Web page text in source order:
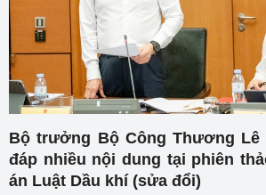
Bộ trưởng Bộ Công Thương Lê
đáp nhiều nội dung tại phiên
án Luật Dầu khí (sửa đổi)